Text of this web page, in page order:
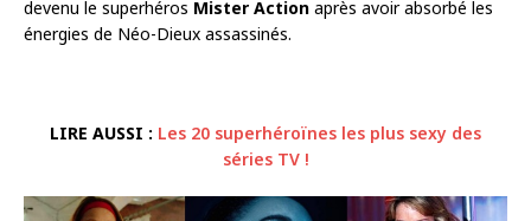
devenu le superhéros Mister Action après avoir absorbé les
énergies de Néo-Dieux assassinés.
LIRE AUSSI : Les 20 superhéroïnes les plus sexy des
séries TV !